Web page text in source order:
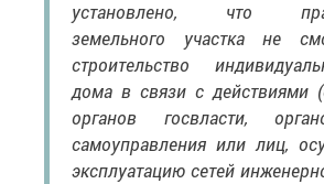
установлено, что
земельного участка не
строительство
дома в связи с действиями
органов госвласти,
самоуправления или лиц,
эксплуатацию сетей